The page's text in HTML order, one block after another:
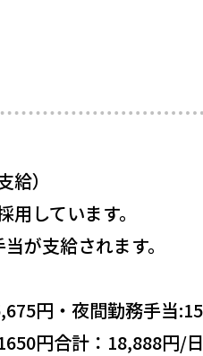
）
しています。
が支給されます。
円・夜間勤務手当
円合計：18,888円/日